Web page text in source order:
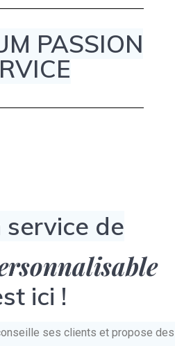
PASSION
service de
ici !
ses clients et propose des